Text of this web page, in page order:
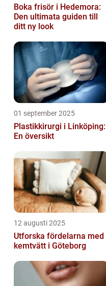
Boka frisör i Hedemora:
Den ultimata guiden till
ditt ny look
01 september 2025
Plastikkirurgi i Linköping:
En översikt
12 augusti 2025
Utforska fördelarna med
kemtvätt i Göteborg